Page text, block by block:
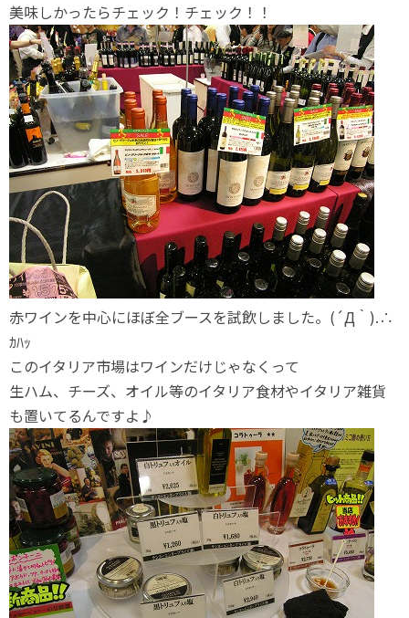
美味しかったらチェック！チェック！！
赤ワインを中心にほぼ全ブースを試飲しました。(´Д｀).∴
ｶﾊｯ
このイタリア市場はワインだけじゃなくって
生ハム、チーズ、オイル等のイタリア食材やイタリア雑貨
も置いてるんですよ♪